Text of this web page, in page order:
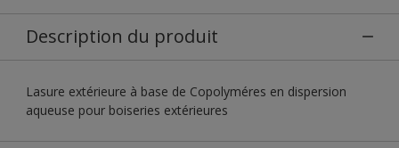
Description du produit
Lasure extérieure à base de Copolyméres en dispersion
aqueuse pour boiseries extérieures